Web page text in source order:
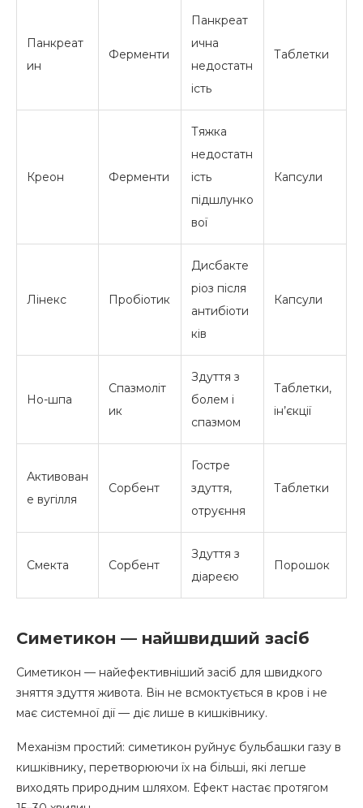
Панкреат
ин
Ферменти
Панкреат
ична
недостатн
ість
Таблетки
Креон Ферменти
Тяжка
недостатн
ість
підшлунко
вої
Капсули
Лінекс Пробіотик
Дисбакте
ріоз після
антибіоти
ків
Капсули
Но-шпа
Спазмоліт
ик
Здуття з
болем і
спазмом
Таблетки,
ін’єкції
Активован
е вугілля
Сорбент
Гостре
здуття,
отруєння
Таблетки
Смекта Сорбент
Здуття з
діареєю
Порошок
Симетикон — найшвидший засіб
Симетикон — найефективніший засіб для швидкого
зняття здуття живота. Він не всмоктується в кров і не
має системної дії — діє лише в кишківнику.
Механізм простий: симетикон руйнує бульбашки газу в
кишківнику, перетворюючи їх на більші, які легше
виходять природним шляхом. Ефект настає протягом